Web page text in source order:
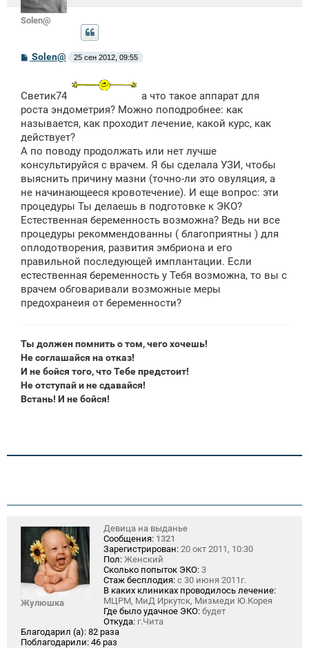
Solen@
С
щ
н
и
Solen@ 25 сен 2012, 09:55
Светик74
а что такое аппарат для
роста эндометрия? Можно поподробнее: как
называется, как проходит лечение, какой курс, как
действует?
А по поводу продолжать или нет лучше
консультируйся с врачем. Я бы сделала УЗИ, чтобы
выяснить причину мазни (точно-ли это овуляция, а
не начинающееся кровотечение). И еще вопрос: эти
процедуры Ты делаешь в подготовке к ЭКО?
Естественная беременность возможна? Ведь ни все
процедуры рекоммендованны ( благоприятны ) для
оплодотворения, развития эмбриона и его
правильной последующей имплантации. Если
естественная беременность у Тебя возможна, то вы с
врачем обговаривали возможные меры
предохранеия от беременности?
Ты должен помнить о том, чего хочешь!
Не соглашайся на отказ!
И не бойся того, что Тебе предстоит!
Не отступай и не сдавайся!
Встань! И не бойся!
Жулюшка
Девица на выданье
Сообщения: 1321
Зарегистрирован: 20 окт 2011, 10:30
Пол: Женский
Сколько попыток ЭКО: 3
Стаж бесплодия: с 30 июня 2011г.
В каких клиниках проводилось лечение:
МЦРМ, МиД Иркутск, Мизмеди Ю.Корея
Где было удачное ЭКО: будет
Откуда: г.Чита
Благодарил (а): 82 раза
Поблагодарили: 46 раз